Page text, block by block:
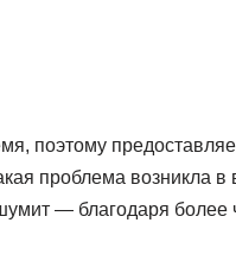
поэтому
проблема
— благодаря